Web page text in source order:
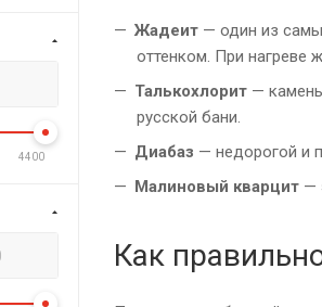
Жадеит — один из
оттенком. При нагреве
Талькохлорит —
русской бани.
Диабаз — недорогой и
Малиновый кварцит —
Как
4400